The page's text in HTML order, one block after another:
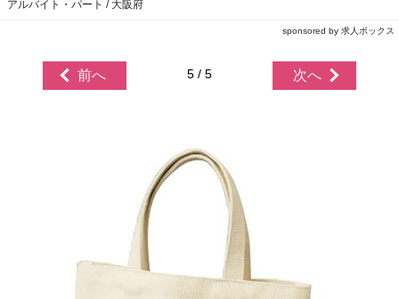
アルバイト・パート / 大阪府
sponsored by 求人ボックス
前へ 5 / 5 次へ